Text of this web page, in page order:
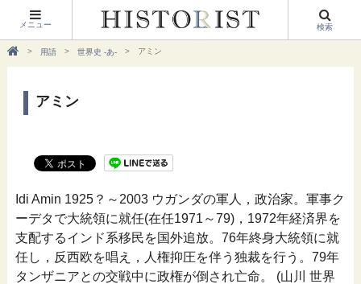
メニュー 検索
用語 世界史 -あ- アミン
アミン
Idi Amin 1925？～2003 ウガンダの軍人，政治家。軍事ク
ーデタで大統領に就任(在任1971～79)，1972年経済界を
支配するインド系移民を国外追放。76年終身大統領に就
任し，反西欧を唱え，人権抑圧を伴う独裁を行う。79年
タンザニアとの交戦中に政権が倒され亡命。 (山川 世界